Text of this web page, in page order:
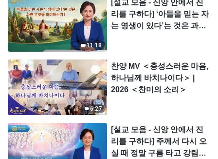
11:18
[설교 모음 - 신앙 안에서 진
리를 구하다] ‘아들을 믿는 자
는 영생이 있다’는 것은 과연
6:27
찬양 MV ＜충성스러운 마음,
하나님께 바치나이다＞ |
2026 ＜찬미의 소리＞
[설교 모음 - 신앙 안에서 진
리를 구하다] 주께서 다시 오
실 때 정말 구름 타고 강림하